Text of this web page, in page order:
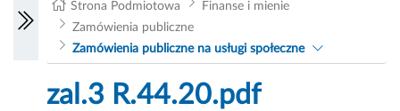
Strona Podmiotowa
Finanse i mienie
Zamówienia publiczne
Zamówienia publiczne na usługi społeczne
zal.3 R.44.20.pdf